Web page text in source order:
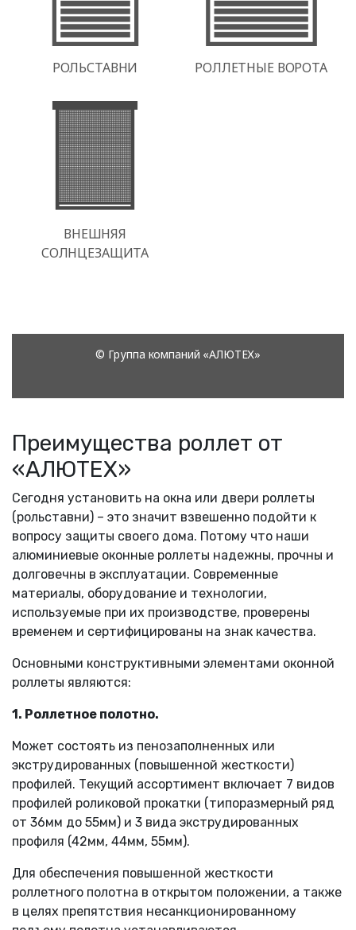
Преимущества роллет от
«АЛЮТЕХ»
Сегодня установить на окна или двери роллеты
(рольставни) – это значит взвешенно подойти к
вопросу защиты своего дома. Потому что наши
алюминиевые оконные роллеты надежны, прочны и
долговечны в эксплуатации. Современные
материалы, оборудование и технологии,
используемые при их производстве, проверены
временем и сертифицированы на знак качества.
Основными конструктивными элементами оконной
роллеты являются:
1. Роллетное полотно.
Может состоять из пенозаполненных или
экструдированных (повышенной жесткости)
профилей. Текущий ассортимент включает 7 видов
профилей роликовой прокатки (типоразмерный ряд
от 36мм до 55мм) и 3 вида экструдированных
профиля (42мм, 44мм, 55мм).
Для обеспечения повышенной жесткости
роллетного полотна в открытом положении, а также
в целях препятствия несанкционированному